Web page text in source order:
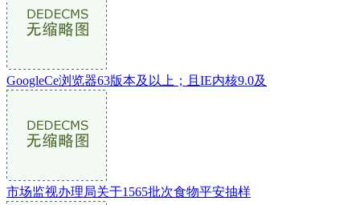
GoogleCe浏览器63版本及以上；且IE内核9.0及
市场监视办理局关于1565批次食物平安抽样